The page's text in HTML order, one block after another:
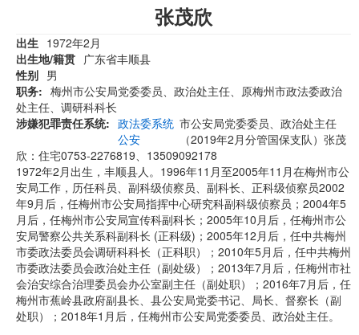
张茂欣
出生 1972年2月
出生地/籍贯 广东省丰顺县
性别 男
职务
梅州市公安局党委委员、政治处主任、原梅州市政法委政治
处主任、调研科科长
涉嫌犯罪责任系统
政法委系统
公安
市公安局党委委员、政治处主任
（2019年2月分管国保支队）张茂
欣：住宅0753-2276819、13509092178
1972年2月出生，丰顺县人。1996年11月至2005年11月在梅州市公
安局工作，历任科员、副科级侦察员、副科长、正科级侦察员2002
年9月后，任梅州市公安局指挥中心研究科副科级侦察员；2004年5
月后，任梅州市公安局宣传科副科长；2005年10月后，任梅州市公
安局警察公共关系科副科长 (正科级)；2005年12月后，任中共梅州
市委政法委员会调研科科长（正科职）；2010年5月后，任中共梅州
市委政法委员会政治处主任（副处级）；2013年7月后，任梅州市社
会治安综合治理委员会办公室副主任（副处职）；2016年7月后，任
梅州市蕉岭县政府副县长、县公安局党委书记、局长、督察长（副
处职）；2018年1月后，任梅州市公安局党委委员、政治处主任。